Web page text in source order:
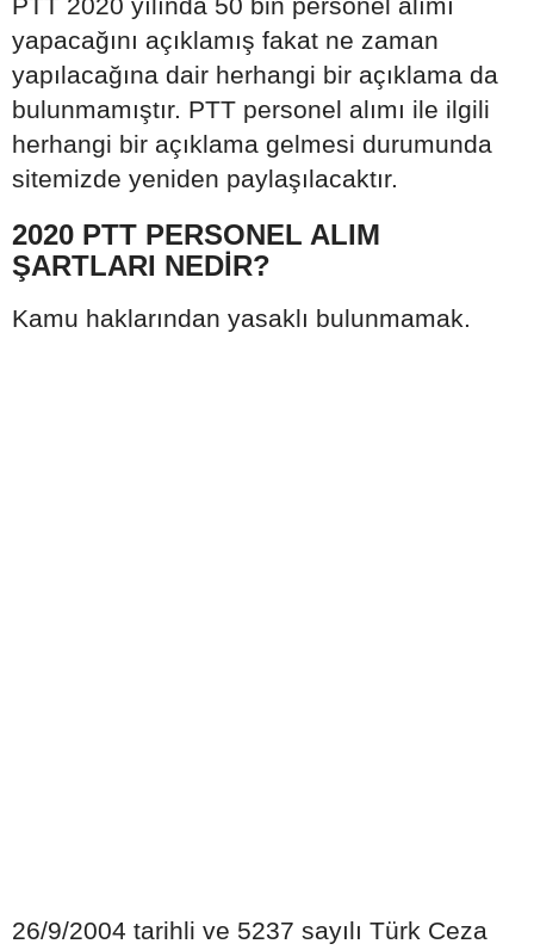
yapacağını açıklamış fakat ne zaman
yapılacağına dair herhangi bir açıklama da
bulunmamıştır. PTT personel alımı ile ilgili
herhangi bir açıklama gelmesi durumunda
sitemizde yeniden paylaşılacaktır.
2020 PTT PERSONEL ALIM
ŞARTLARI NEDİR?
Kamu haklarından yasaklı bulunmamak.
26/9/2004 tarihli ve 5237 sayılı Türk Ceza